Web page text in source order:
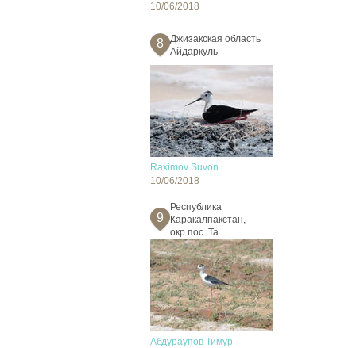
10/06/2018
8
Джизакская область
Айдаркуль
Raximov Suvon
10/06/2018
9
Республика
Каракалпакстан,
окр.пос. Та
Абдураупов Тимур